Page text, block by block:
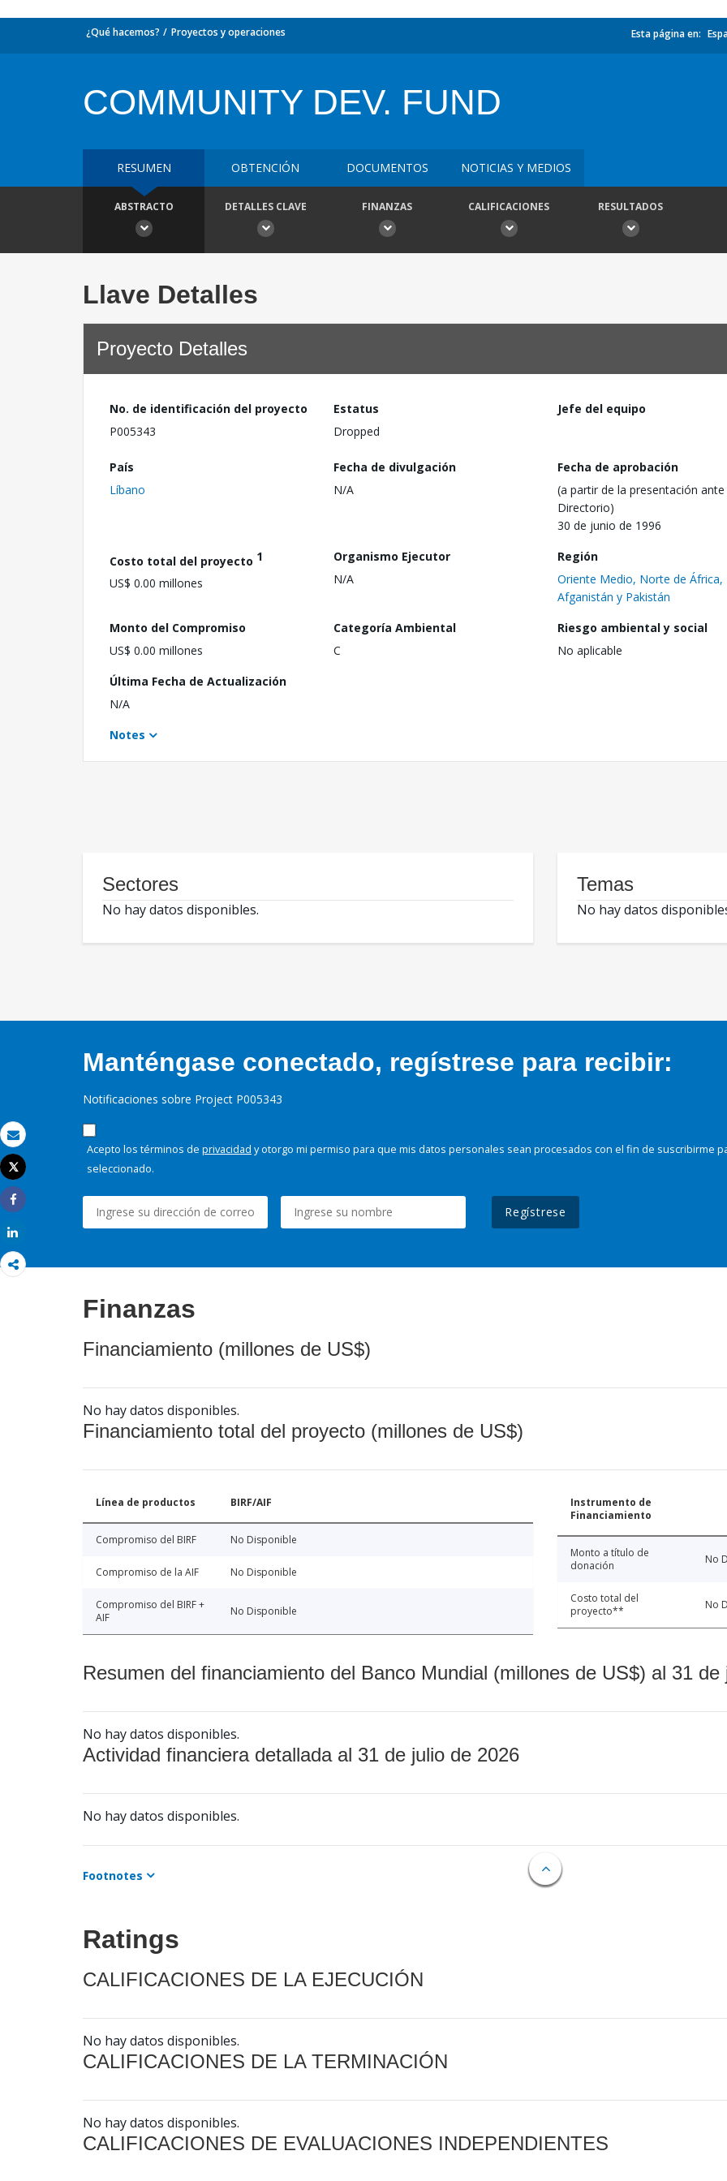
Correo electrónico
Imprimir
Tweet
Share
¿Qué hacemos? Proyectos y operaciones Esta página en:
COMMUNITY DEV. FUND
RESUMEN OBTENCIÓN DOCUMENTOS NOTICIAS Y MEDIOS
ABSTRACTO DETALLES CLAVE FINANZAS CALIFICACIONES RESULTADOS
Llave Detalles
Proyecto Detalles
No. de identificación del proyecto
P005343
Estatus
Dropped
Jefe del equipo
País
Líbano
Fecha de divulgación
N/A
Fecha de aprobación
(a partir de la presentación ante
Directorio)
30 de junio de 1996
Costo total del proyecto 1
US$ 0.00 millones
Organismo Ejecutor
N/A
Región
Oriente Medio, Norte de África,
Afganistán y Pakistán
Monto del Compromiso
US$ 0.00 millones
Categoría Ambiental
C
Riesgo ambiental y social
No aplicable
Última Fecha de Actualización
N/A
Notes
Sectores
No hay datos disponibles.
Temas
No hay datos
Manténgase conectado, regístrese para recibir:
Notificaciones sobre Project P005343
Acepto los términos de privacidad y otorgo mi permiso para que mis datos personales sean procesados con el fin de suscribirme
seleccionado.
Regístrese
Finanzas
Financiamiento (millones de US$)
No hay datos disponibles.
Financiamiento total del proyecto (millones de US$)
Línea de productos BIRF/AIF
Compromiso del BIRF No Disponible
Compromiso de la AIF No Disponible
Compromiso del BIRF +
AIF
No Disponible
Instrumento de
Financiamiento
Monto a título de
donación
No
Costo total del
proyecto**
No
Resumen del financiamiento del Banco Mundial (millones de US$) al 31 de
No hay datos disponibles.
Actividad financiera detallada al 31 de julio de 2026
No hay datos disponibles.
Footnotes
Ratings
CALIFICACIONES DE LA EJECUCIÓN
No hay datos disponibles.
CALIFICACIONES DE LA TERMINACIÓN
No hay datos disponibles.
CALIFICACIONES DE EVALUACIONES INDEPENDIENTES